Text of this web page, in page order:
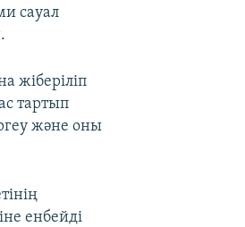
сауал
жіберіліп
тартып
және оны
енбейді